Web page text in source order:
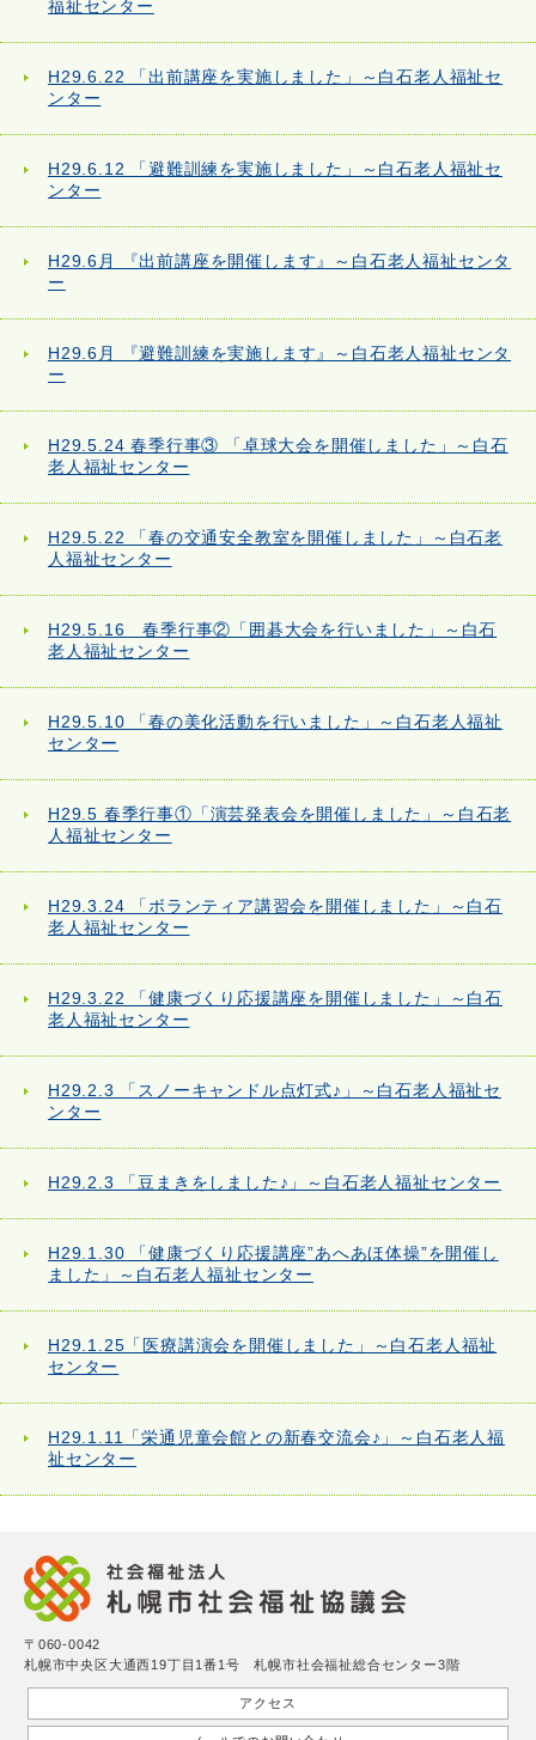
福祉センター
H29.6.22 「出前講座を実施しました」～白石老人福祉セ
ンター
H29.6.12 「避難訓練を実施しました」～白石老人福祉セ
ンター
H29.6月 『出前講座を開催します』～白石老人福祉センタ
ー
H29.6月 『避難訓練を実施します』～白石老人福祉センタ
ー
H29.5.24 春季行事③ 「卓球大会を開催しました」～白石
老人福祉センター
H29.5.22 「春の交通安全教室を開催しました」～白石老
人福祉センター
H29.5.16 春季行事②「囲碁大会を行いました」～白石
老人福祉センター
H29.5.10 「春の美化活動を行いました」～白石老人福祉
センター
H29.5 春季行事①「演芸発表会を開催しました」～白石老
人福祉センター
H29.3.24 「ボランティア講習会を開催しました」～白石
老人福祉センター
H29.3.22 「健康づくり応援講座を開催しました」～白石
老人福祉センター
H29.2.3 「スノーキャンドル点灯式♪」～白石老人福祉セ
ンター
H29.2.3 「豆まきをしました♪」～白石老人福祉センター
H29.1.30 「健康づくり応援講座”あへあほ体操”を開催し
ました」～白石老人福祉センター
H29.1.25「医療講演会を開催しました」～白石老人福祉
センター
H29.1.11「栄通児童会館との新春交流会♪」～白石老人福
祉センター
〒060-0042
札幌市中央区大通西19丁目1番1号 札幌市社会福祉総合センター3階
アクセス